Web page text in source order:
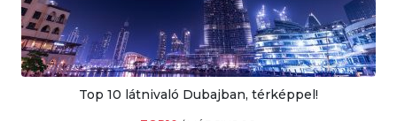
Top 10 látnivaló Dubajban, térképpel!